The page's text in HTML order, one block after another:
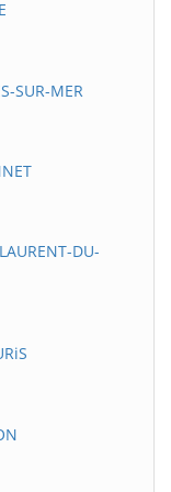
SUR-MER
DU-